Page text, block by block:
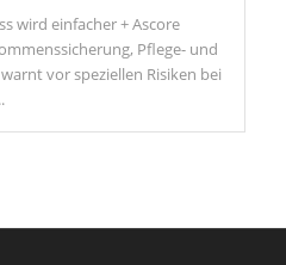
wird einfacher + Ascore
Pflege- und
vor speziellen Risiken bei